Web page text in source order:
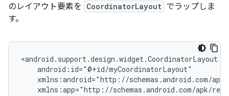
のレイアウト要素を
CoordinatorLayout でラップしま
す。